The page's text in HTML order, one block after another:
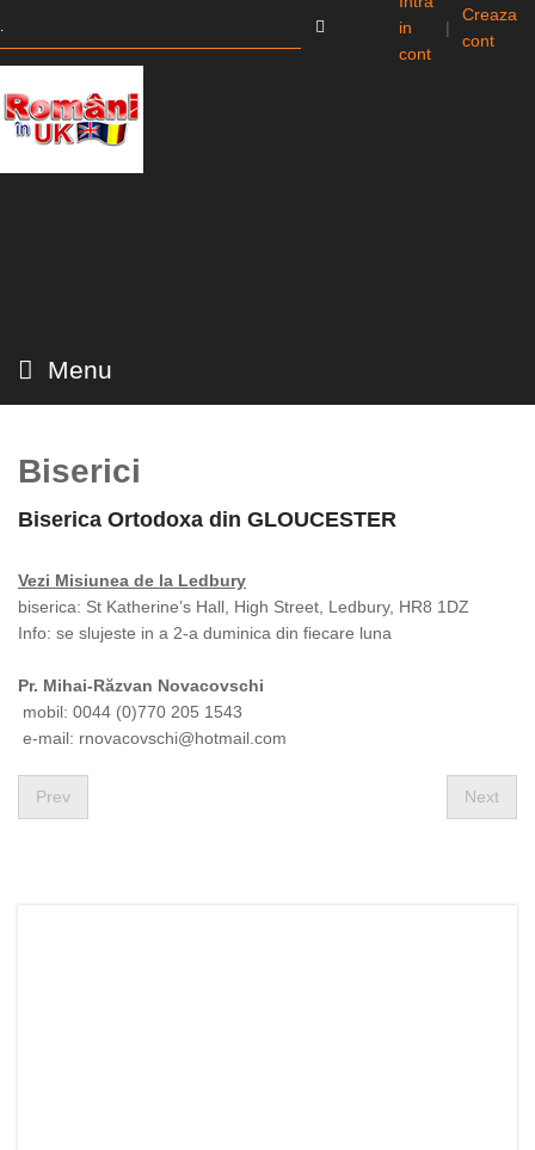
in
cont
|
Creaza
cont
Menu
Biserici
Biserica Ortodoxa din GLOUCESTER
Vezi Misiunea de la Ledbury
biserica: St Katherine’s Hall, High Street, Ledbury, HR8 1DZ
Info: se slujeste in a 2-a duminica din fiecare luna
Pr. Mihai-Răzvan Novacovschi
mobil: 0044 (0)770 205 1543
e-mail: rnovacovschi@hotmail.com
Prev Next